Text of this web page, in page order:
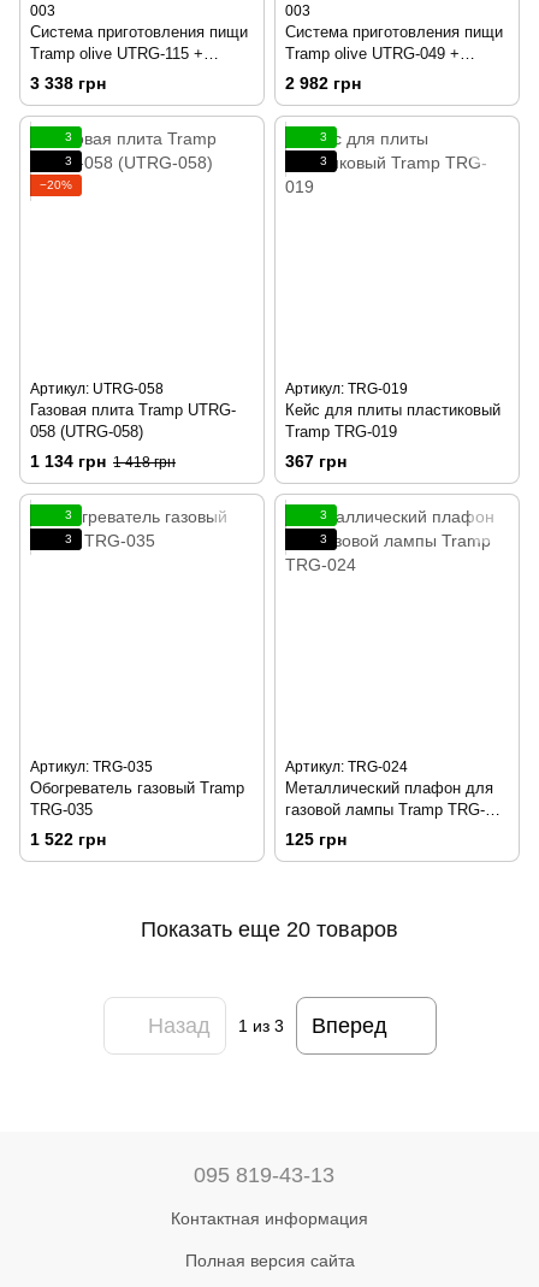
003
Cистема приготовления пищи
Tramp olive UTRG-115 +
Газовый баллон 230 гр UTRG-
3 338 грн
003
Cистема приготовления пищи
Tramp olive UTRG-049 +
Газовый баллон 230 гр UTRG-
2 982 грн
3
3
−20%
Артикул: UTRG-058
Газовая плита Tramp UTRG-
058 (UTRG-058)
1 134 грн 1 418 грн
3
3
Артикул: TRG-019
Кейс для плиты пластиковый
Tramp TRG-019
367 грн
3
3
Артикул: TRG-035
Обогреватель газовый Tramp
TRG-035
1 522 грн
3
3
Артикул: TRG-024
Металлический плафон для
газовой лампы Tramp TRG-
024
125 грн
Показать еще 20 товаров
Назад 1из 3 Вперед
095 819-43-13
Контактная информация
Полная версия сайта